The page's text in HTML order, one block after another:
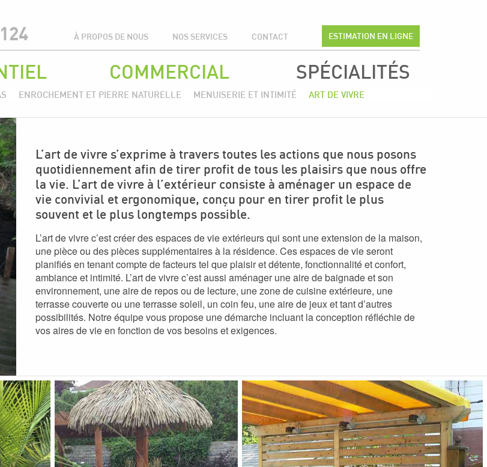
ESTIMATION EN LIGNE
À PROPOS DE NOUS NOS SERVICES CONTACT
COMMERCIAL SPÉCIALITÉS
ENROCHEMENT ET PIERRE NATURELLE MENUISERIE ET INTIMITÉ ART DE VIVRE
L’art de vivre s’exprime à travers toutes les actions que nous posons
quotidiennement afin de tirer profit de tous les plaisirs que nous offre
la vie. L’art de vivre à l’extérieur consiste à aménager un espace de
vie convivial et ergonomique, conçu pour en tirer profit le plus
souvent et le plus longtemps possible.
L’art de vivre c’est créer des espaces de vie extérieurs qui sont une extension de la maison,
une pièce ou des pièces supplémentaires à la résidence. Ces espaces de vie seront
planifiés en tenant compte de facteurs tel que plaisir et détente, fonctionnalité et confort,
ambiance et intimité. L’art de vivre c’est aussi aménager une aire de baignade et son
environnement, une aire de repos ou de lecture, une zone de cuisine extérieure, une
terrasse couverte ou une terrasse soleil, un coin feu, une aire de jeux et tant d’autres
possibilités. Notre équipe vous propose une démarche incluant la conception réfléchie de
vos aires de vie en fonction de vos besoins et exigences.